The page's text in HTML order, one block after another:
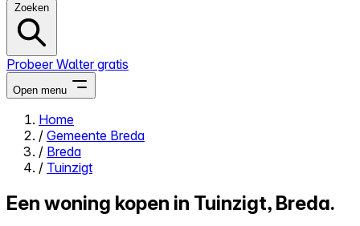
Zoeken
Probeer Walter gratis
Open menu
Close menu
Home
/ Gemeente Breda
/ Breda
/ Tuinzigt
Een woning kopen in Tuinzigt, Breda.